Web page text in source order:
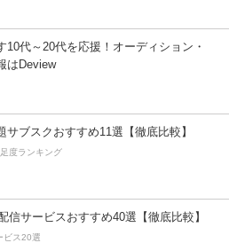
10代～20代を応援！オーディション・
はDeview
サブスクおすすめ11選【徹底比較】
度ランキング
信サービスおすすめ40選【徹底比較】
ビス20選